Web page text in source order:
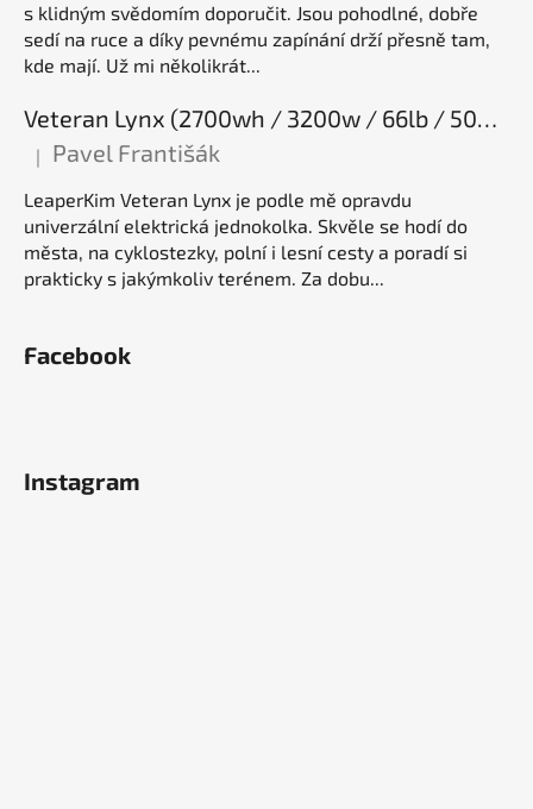
s klidným svědomím doporučit. Jsou pohodlné, dobře
sedí na ruce a díky pevnému zapínání drží přesně tam,
kde mají. Už mi několikrát...
Veteran Lynx (2700wh / 3200w / 66lb / 50E), elektrická jednokolka
Hodnocení produktu je 5 z 5 hvězdiček.
| Pavel Františák
LeaperKim Veteran Lynx je podle mě opravdu
univerzální elektrická jednokolka. Skvěle se hodí do
města, na cyklostezky, polní i lesní cesty a poradí si
prakticky s jakýmkoliv terénem. Za dobu...
Facebook
Instagram